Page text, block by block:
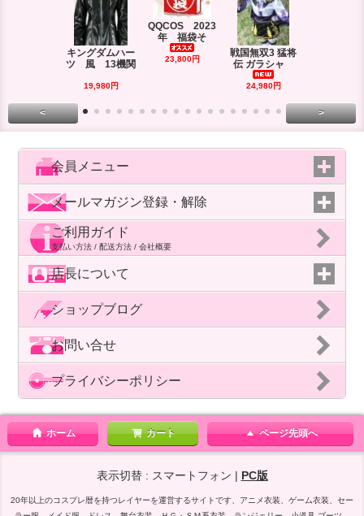
キングダムハー
ツ 風 13機関
19,980円
QQCOS 2023
年 福袋そ
23,800円
戦国無双3 猛将
伝 ガラシャ
24,980円
< >
会員メニュー
メールマガジン登録・解除
ご利用ガイド
支払い方法 / 配送方法 / 会社概要
店長について
ショップブログ
お問い合せ
プライバシーポリシー
ホーム カート ページ先頭へ
表示切替 : スマートフォン | PC版
20年以上のコスプレ暦を持つレイヤーを運営するサイトです、アニメ衣装、ゲーム衣装、セー